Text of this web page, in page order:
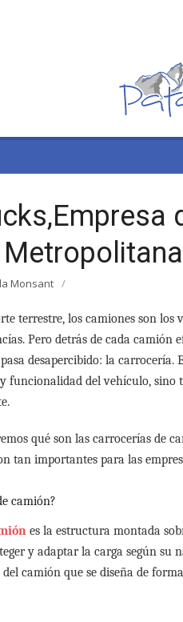
Metropolitana
Monsant /
terrestre, los camiones son los
Pero detrás de cada camión
desapercibido: la carrocería.
funcionalidad del vehículo, sino
qué son las carrocerías de
tan importantes para las
camión?
es la estructura montada
y adaptar la carga según su
camión que se diseña de